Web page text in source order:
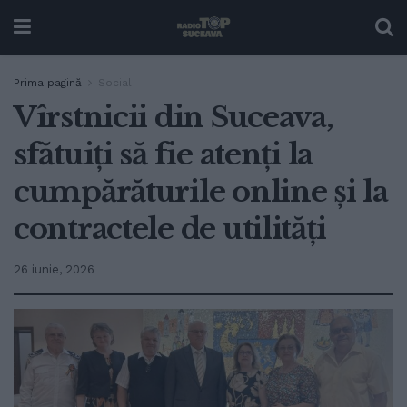
Prima pagină Social
Vîrstnicii din Suceava,
sfătuiți să fie atenți la
cumpărăturile online și la
contractele de utilități
26 iunie, 2026